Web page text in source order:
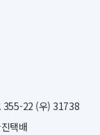
355-22 (우) 31738
택배